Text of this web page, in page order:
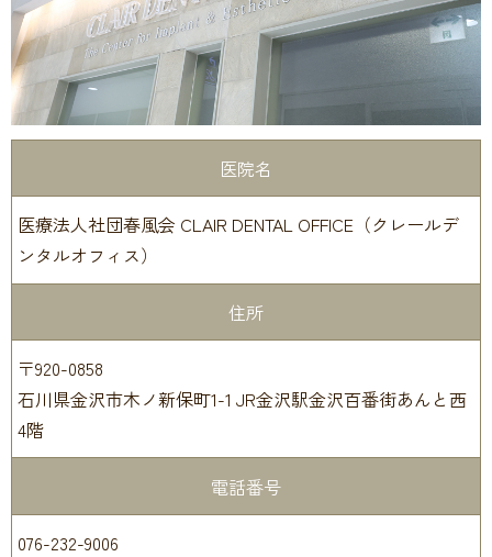
医院名
医療法人社団春風会 CLAIR DENTAL OFFICE（クレールデ
ンタルオフィス）
住所
〒920-0858
石川県金沢市木ノ新保町1-1 JR金沢駅金沢百番街あんと西
4階
電話番号
076-232-9006